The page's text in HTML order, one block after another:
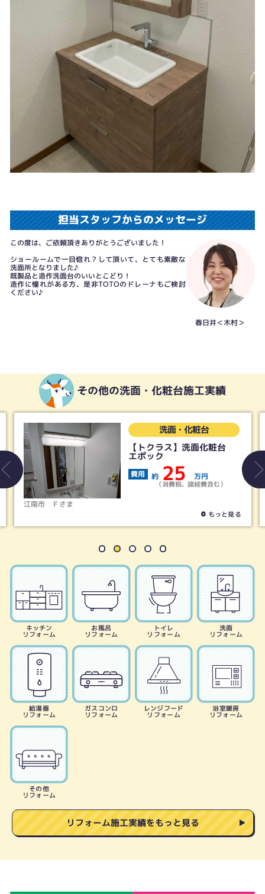
担当スタッフからのメッセージ
この度は、ご依頼頂きありがとうございました！
ショールームで一目惚れ？して頂いて、とても素敵な
洗面所となりました♪
既製品と造作洗面台のいいとこどり！
造作に憧れがある方、是非TOTOのドレーナもご検討
ください♪
春日井＜木村＞
その他の洗面・化粧台施工実績
江南市 Ｆさま
洗面・化粧台
【トクラス】洗面化粧台
エポック
費用 約 25 万円
（消費税、諸経費含む）
もっと見る
キッチン
リフォーム
お風呂
リフォーム
トイレ
リフォーム
洗面
リフォーム
給湯器
リフォーム
ガスコンロ
リフォーム
レンジフード
リフォーム
浴室暖房
リフォーム
その他
リフォーム
リフォーム施工実績をもっと見る